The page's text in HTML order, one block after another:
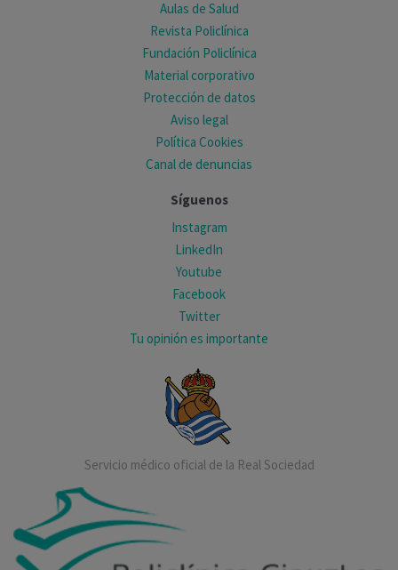
Aulas de Salud
Revista Policlínica
Fundación Policlínica
Material corporativo
Protección de datos
Aviso legal
Política Cookies
Canal de denuncias
Síguenos
Instagram
LinkedIn
Youtube
Facebook
Twitter
Tu opinión es importante
Servicio médico oficial de la Real Sociedad